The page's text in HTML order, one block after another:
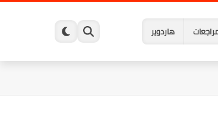
هاردوير